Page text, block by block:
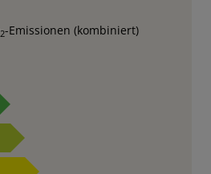
2-Emissionen (kombiniert)